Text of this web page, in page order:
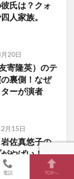
氏は？クォ
人家族。
20日
寄隆英）のテ
裏側！なぜ
ーが演者
月15日
岩佐真悠子の
やばい！若
の介護の姿
電話 TOPへ